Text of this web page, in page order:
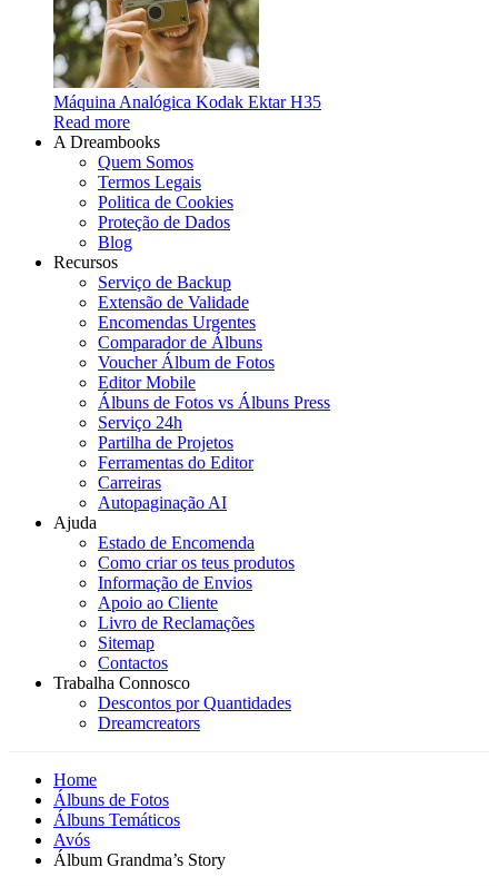
Máquina Analógica Kodak Ektar H35
Read more
A Dreambooks
Quem Somos
Termos Legais
Politica de Cookies
Proteção de Dados
Blog
Recursos
Serviço de Backup
Extensão de Validade
Encomendas Urgentes
Comparador de Álbuns
Voucher Álbum de Fotos
Editor Mobile
Álbuns de Fotos vs Álbuns Press
Serviço 24h
Partilha de Projetos
Ferramentas do Editor
Carreiras
Autopaginação AI
Ajuda
Estado de Encomenda
Como criar os teus produtos
Informação de Envios
Apoio ao Cliente
Livro de Reclamações
Sitemap
Contactos
Trabalha Connosco
Descontos por Quantidades
Dreamcreators
Home
Álbuns de Fotos
Álbuns Temáticos
Avós
Álbum Grandma’s Story